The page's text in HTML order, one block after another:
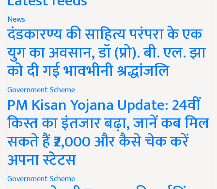
News
दंडकारण्य की साहित्य परंपरा के एक
युग का अवसान, डॉ (प्रो). बी. एल. झा
को दी गई भावभीनी श्रद्धांजलि
Government Scheme
PM Kisan Yojana Update: 24वीं
किस्त का इंतजार बढ़ा, जानें कब मिल
सकते हैं ₹2,000 और कैसे चेक करें
अपना स्टेटस
Government Scheme